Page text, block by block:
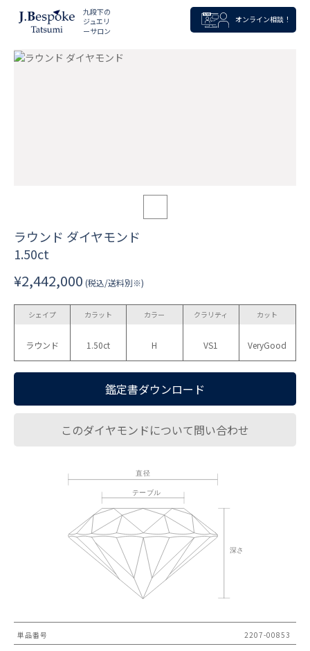
九段下の
ジュエリ
ーサロン
オンライン相談！
ラウンド ダイヤモンド
1.50ct
¥2,442,000 (税込/送料別※)
シェイプ
ラウンド
カラット
1.50ct
カラー
H
クラリティ
VS1
カット
VeryGood
鑑定書ダウンロード
このダイヤモンドについて問い合わせ
単品番号 2207-00853